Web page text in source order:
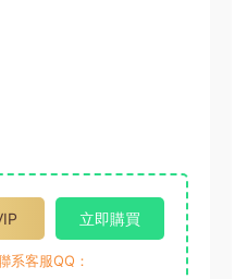
立即購買
系客服QQ：